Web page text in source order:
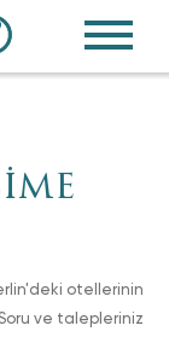
otellerinin
ve talepleriniz